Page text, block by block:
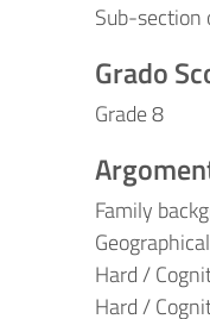
Sub-section
Grado
Grade 8
Family
Hard /
Hard /